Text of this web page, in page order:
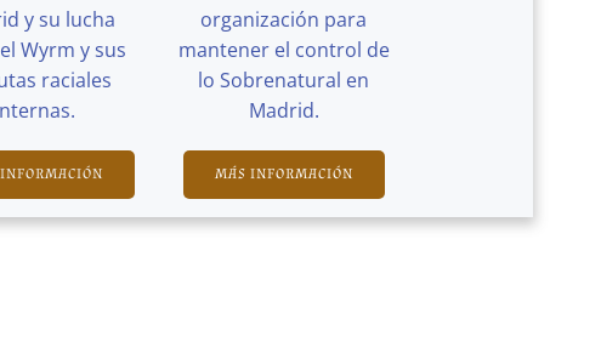
y su lucha
Wyrm y sus
raciales
organización para
mantener el control de
lo Sobrenatural en
Madrid.
MÁS INFORMACIÓN